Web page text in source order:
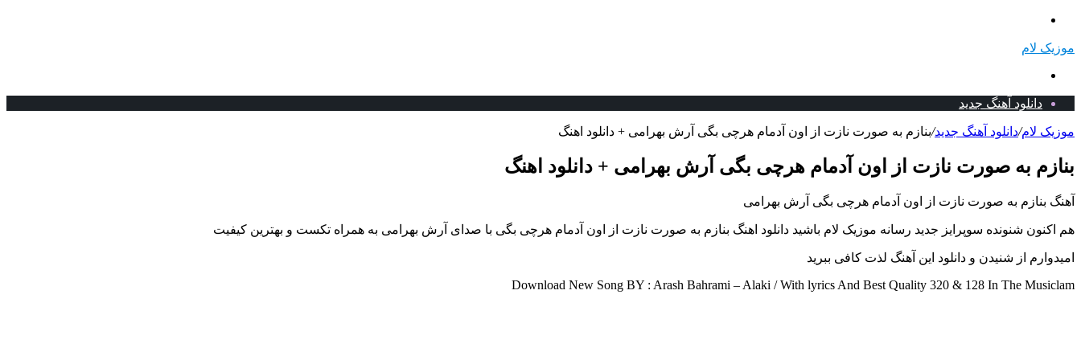
موزیک لام
دانلود آهنگ جدید
موزیک لام/دانلود آهنگ جدید/بنازم به صورت نازت از اون آدمام هرچی بگی آرش بهرامی + دانلود اهنگ
بنازم به صورت نازت از اون آدمام هرچی بگی آرش بهرامی + دانلود اهنگ
آهنگ بنازم به صورت نازت از اون آدمام هرچی بگی آرش بهرامی
هم اکنون شنونده سوپرایز جدید رسانه موزیک لام باشید دانلود اهنگ بنازم به صورت نازت از اون آدمام هرچی بگی با صدای آرش بهرامی به همراه تکست و بهترین کیفیت
امیدوارم از شنیدن و دانلود این آهنگ لذت کافی ببرید
Download New Song BY : Arash Bahrami – Alaki / With lyrics And Best Quality 320 & 128 In The Musiclam